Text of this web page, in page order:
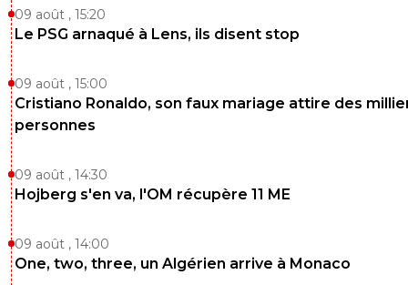
09 août , 15:20
Le PSG arnaqué à Lens, ils disent stop
09 août , 15:00
Cristiano Ronaldo, son faux mariage attire des
personnes
09 août , 14:30
Hojberg s'en va, l'OM récupère 11 ME
09 août , 14:00
One, two, three, un Algérien arrive à Monaco